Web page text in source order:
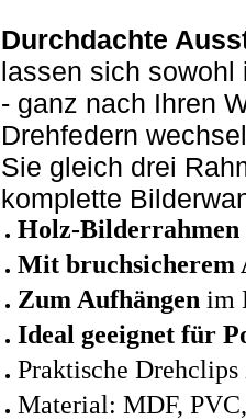
Durchdachte
lassen sich sowohl
- ganz nach Ihren
Drehfedern
Sie gleich drei
komplette
Holz-Bilderrahmen
Mit bruchsicherem
Zum Aufhängen im
Ideal geeignet für
Praktische
Material: MDF,